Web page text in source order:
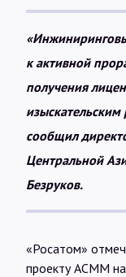
к активной
получения
сообщил
Центральной
Безруков.
«Росатом»
проекту АСММ